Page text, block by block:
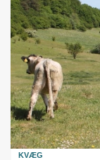
KVÆG